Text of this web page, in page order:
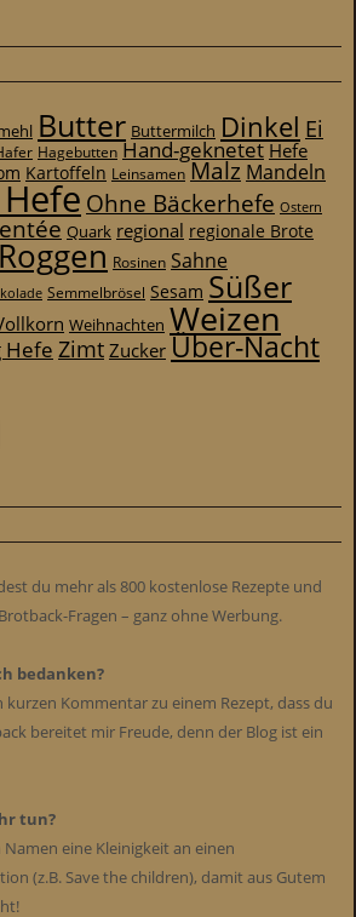
Butter Buttermilch Dinkel Ei
Hagebutten Hand-geknetet Hefe
Kartoffeln Leinsamen Malz Mandeln
Ohne Bäckerhefe Ostern
Quark regional regionale Brote
Roggen Rosinen Sahne
Semmelbrösel Sesam Süßer
Weihnachten Weizen
Hefe ZimtZuckerÜber-Nacht
du mehr als 800 kostenlose Rezepte und
Fragen – ganz ohne Werbung.
bedanken?
kurzen Kommentar zu einem Rezept, dass du
bereitet mir Freude, denn der Blog ist ein
tun?
eine Kleinigkeit an einen
(z.B. Save the children), damit aus Gutem